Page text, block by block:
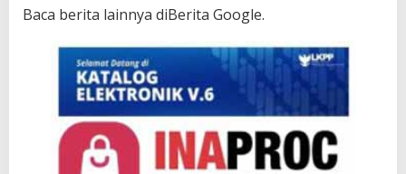
Baca berita lainnya diBerita Google.